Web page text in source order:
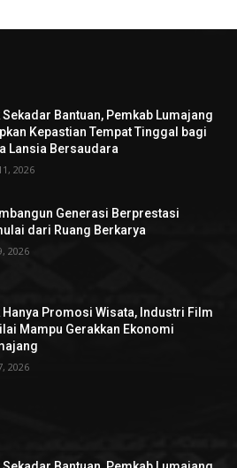
Sekadar Bantuan, Pemkab Lumajang
Kepastian Tempat Tinggal bagi
Lansia Bersaudara
2026
Generasi Berprestasi
dari Ruang Berkarya
2026
Hanya Promosi Wisata, Industri Film
Mampu Gerakkan Ekonomi
2026